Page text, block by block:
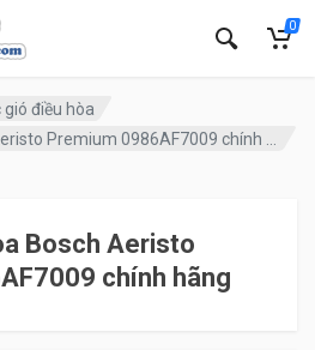
0
gió điều hòa
Bosch Aeristo
chính hãng